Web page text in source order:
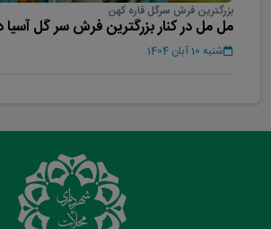
بزرگترین فرش سرگل قاره کهن
مل مل در کنار بزرگترین فرش سر گل
حضور یافت
شنبه 10 آبان 1404